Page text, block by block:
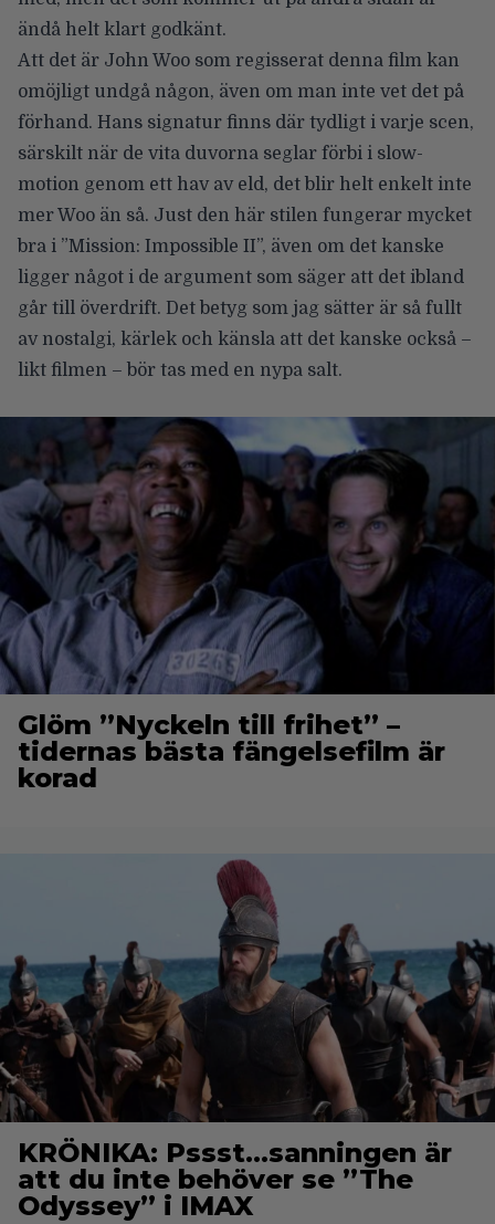
ändå helt klart godkänt.
Att det är John Woo som regisserat denna film kan
omöjligt undgå någon, även om man inte vet det på
förhand. Hans signatur finns där tydligt i varje scen,
särskilt när de vita duvorna seglar förbi i slow-
motion genom ett hav av eld, det blir helt enkelt inte
mer Woo än så. Just den här stilen fungerar mycket
bra i ”Mission: Impossible II”, även om det kanske
ligger något i de argument som säger att det ibland
går till överdrift. Det betyg som jag sätter är så fullt
av nostalgi, kärlek och känsla att det kanske också –
likt filmen – bör tas med en nypa salt.
Glöm ”Nyckeln till frihet” –
tidernas bästa fängelsefilm är
korad
KRÖNIKA: Pssst…sanningen är
att du inte behöver se ”The
Odyssey” i IMAX